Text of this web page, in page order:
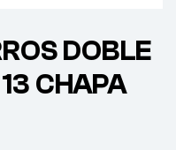
DOBLE
CHAPA